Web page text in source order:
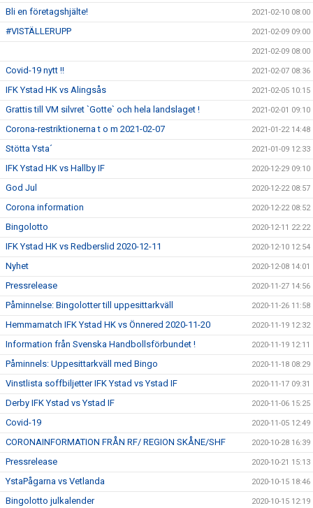
Bli en företagshjälte! 2021-02-10 08:00
#VISTÄLLERUPP 2021-02-09 09:00
2021-02-09 08:00
Covid-19 nytt !! 2021-02-07 08:36
IFK Ystad HK vs Alingsås 2021-02-05 10:15
Grattis till VM silvret `Gotte` och hela landslaget ! 2021-02-01 09:10
Corona-restriktionerna t o m 2021-02-07 2021-01-22 14:48
Stötta Ysta´ 2021-01-09 12:33
IFK Ystad HK vs Hallby IF 2020-12-29 09:10
God Jul 2020-12-22 08:57
Corona information 2020-12-22 08:52
Bingolotto 2020-12-11 22:22
IFK Ystad HK vs Redberslid 2020-12-11 2020-12-10 12:54
Nyhet 2020-12-08 14:01
Pressrelease 2020-11-27 14:56
Påminnelse: Bingolotter till uppesittarkväll 2020-11-26 11:58
Hemmamatch IFK Ystad HK vs Önnered 2020-11-20 2020-11-19 12:32
Information från Svenska Handbollsförbundet ! 2020-11-19 12:11
Påminnels: Uppesittarkväll med Bingo 2020-11-18 08:29
Vinstlista soffbiljetter IFK Ystad vs Ystad IF 2020-11-17 09:31
Derby IFK Ystad vs Ystad IF 2020-11-06 15:25
Covid-19 2020-11-05 12:49
CORONAINFORMATION FRÅN RF/ REGION SKÅNE/SHF 2020-10-28 16:39
Pressrelease 2020-10-21 15:13
YstaPågarna vs Vetlanda 2020-10-15 18:46
Bingolotto julkalender 2020-10-15 12:19